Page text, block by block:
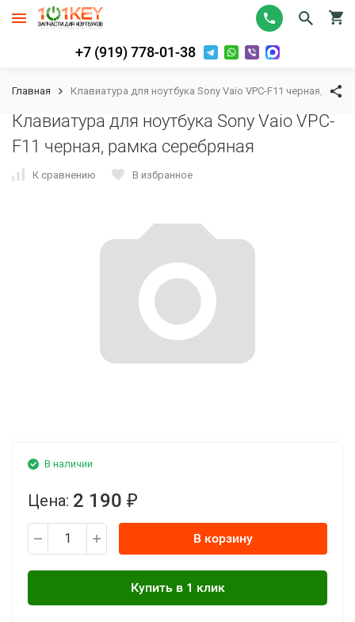
+7 (919) 778-01-38
Главная Клавиатура для ноутбука Sony Vaio VPC-F11 черная,
Клавиатура для ноутбука Sony Vaio VPC-
F11 черная, рамка серебряная
К сравнению В избранное
В наличии
Цена: 2 190 ₽
В корзину